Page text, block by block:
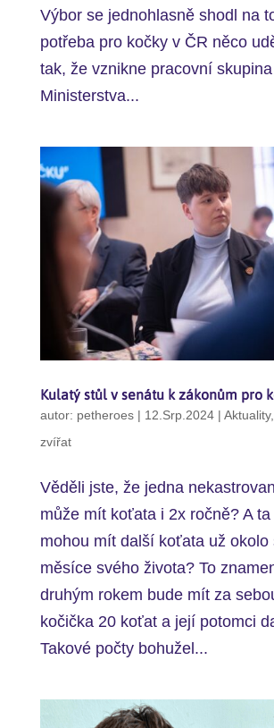
Výbor se jednohlasně shodl na
potřeba pro kočky v ČR něco
tak, že vznikne pracovní
Ministerstva...
Kulatý stůl v senátu k zákonům pro
autor: petheroes| 12.Srp.2024| Aktuality,
zvířat
Věděli jste, že jedna
může mít koťata i 2x ročně? A
mohou mít další koťata už okolo
měsíce svého života? To
druhým rokem bude mít za
kočička 20 koťat a její potomci
Takové počty bohužel...